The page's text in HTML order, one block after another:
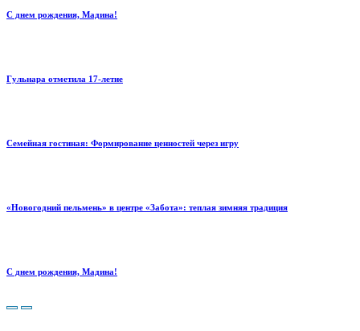
С днем рождения, Мадина!
Гульнара отметила 17‑летие
Семейная гостиная: Формирование ценностей через игру
«Новогодний пельмень» в центре «Забота»: теплая зимняя традиция
С днем рождения, Мадина!